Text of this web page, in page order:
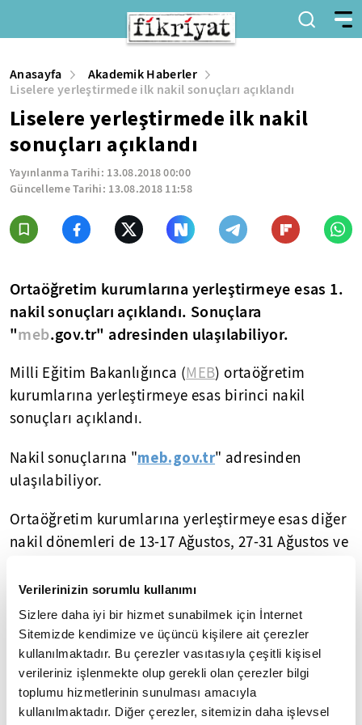
Verilerinizin sorumlu kullanımı
Sizlere daha iyi bir hizmet sunabilmek için İnternet
Sitemizde kendimize ve üçüncü kişilere ait çerezler
kullanılmaktadır. Bu çerezler vasıtasıyla çeşitli kişisel
verileriniz işlenmekte olup gerekli olan çerezler bilgi
toplumu hizmetlerinin sunulması amacıyla
kullanılmaktadır. Diğer çerezler, sitemizin daha işlevsel
Anasayfa
Akademik Haberler
Liselere yerleştirmede ilk nakil sonuçları açıklandı
Liselere yerleştirmede ilk nakil
sonuçları açıklandı
Yayınlanma Tarihi: 13.08.2018 00:00
Güncelleme Tarihi: 13.08.2018 11:58
Ortaöğretim kurumlarına yerleştirmeye esas 1.
nakil sonuçları açıklandı. Sonuçlara
"meb.gov.tr" adresinden ulaşılabiliyor.
Milli Eğitim Bakanlığınca (MEB) ortaöğretim
kurumlarına yerleştirmeye esas birinci nakil
sonuçları açıklandı.
Nakil sonuçlarına "meb.gov.tr" adresinden
ulaşılabiliyor.
Ortaöğretim kurumlarına yerleştirmeye esas diğer
nakil dönemleri de 13-17 Ağustos, 27-31 Ağustos ve
Yasal Uyarı:Yayınlanan köşe yazısı/haberin tüm hakları
Turkuvaz Medya Grubu'na aittir. Kaynak gösterilse dahi
köşe yazısı/haberin tamamı özel izin alınmadan
kullanılamaz.
Ancak alıntılanan köşe yazısı/haberin bir bölümü,
alıntılanan habere aktif link verilerek kullanılabilir.
Ayrıntılar için lütfentıklayın.